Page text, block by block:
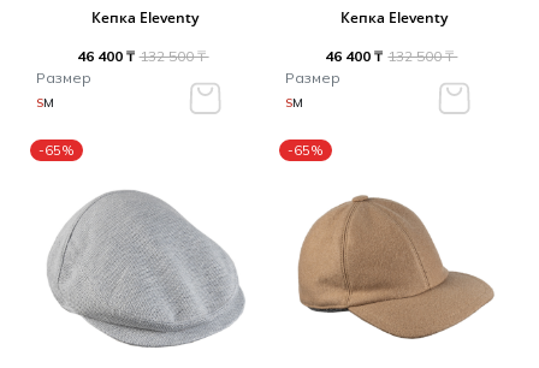
Кепка Eleventy
46 400 ₸ 132 500 ₸
Размер
SM
Кепка Eleventy
46 400 ₸ 132 500 ₸
Размер
SM
-65% -65%